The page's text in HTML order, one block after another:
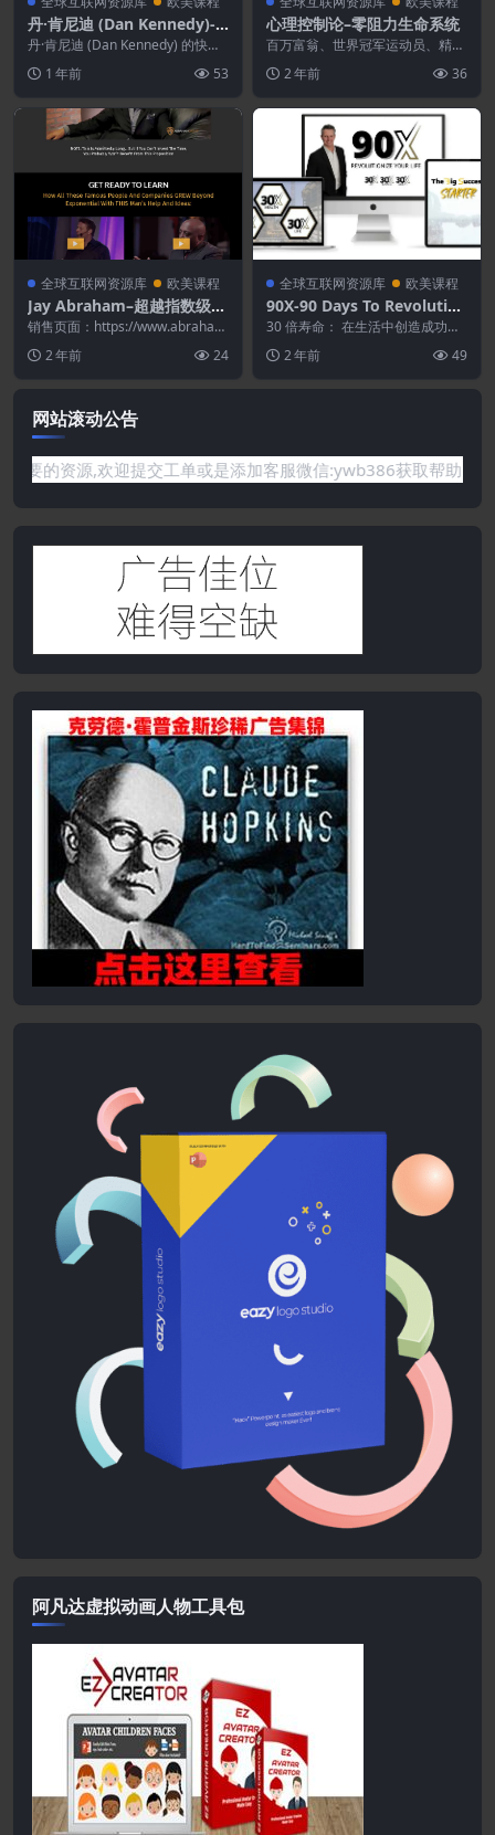
丹·肯尼迪 (Dan Kennedy)-I
nfo-Marketing Fast Track
Blueprint
丹·肯尼迪 (Dan Kennedy) 的快速
它...1 年前 53
心理控制论–零阻力生命系统
百万富翁、世界冠军运动员、精英
有什么共同点，可以让...
2 年前 36
全球互联网资源库 欧美课程
Jay Abraham–超越指数级商
业遗愿清单[$5,000.00]
销售页面：https://www.abraha
2 年前 24
全球互联网资源库 欧美课程
90X-90 Days To Revolution
ize Your LIFE
30 倍寿命： 在生活中创造成功就
和 15 ...
2 年前 49
网站滚动公告
网站没有你需要的资源,欢迎提交工单或是添加客服微信
阿凡达虚拟动画人物工具包